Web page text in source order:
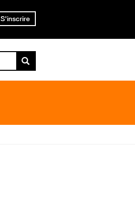
S'inscrire